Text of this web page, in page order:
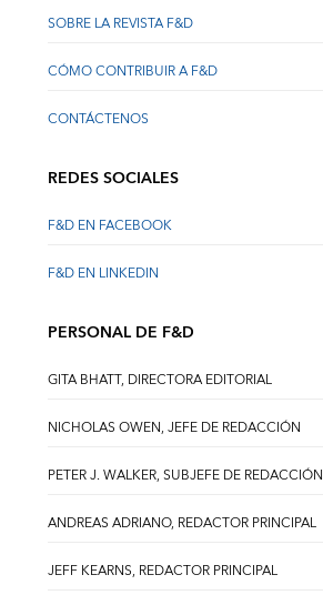
SOBRE LA REVISTA F&D
CÓMO CONTRIBUIR A F&D
CONTÁCTENOS
REDES SOCIALES
F&D EN FACEBOOK
F&D EN LINKEDIN
PERSONAL DE F&D
GITA BHATT, DIRECTORA EDITORIAL
NICHOLAS OWEN, JEFE DE REDACCIÓN
PETER J. WALKER, SUBJEFE DE REDACCIÓN
ANDREAS ADRIANO, REDACTOR PRINCIPAL
JEFF KEARNS, REDACTOR PRINCIPAL